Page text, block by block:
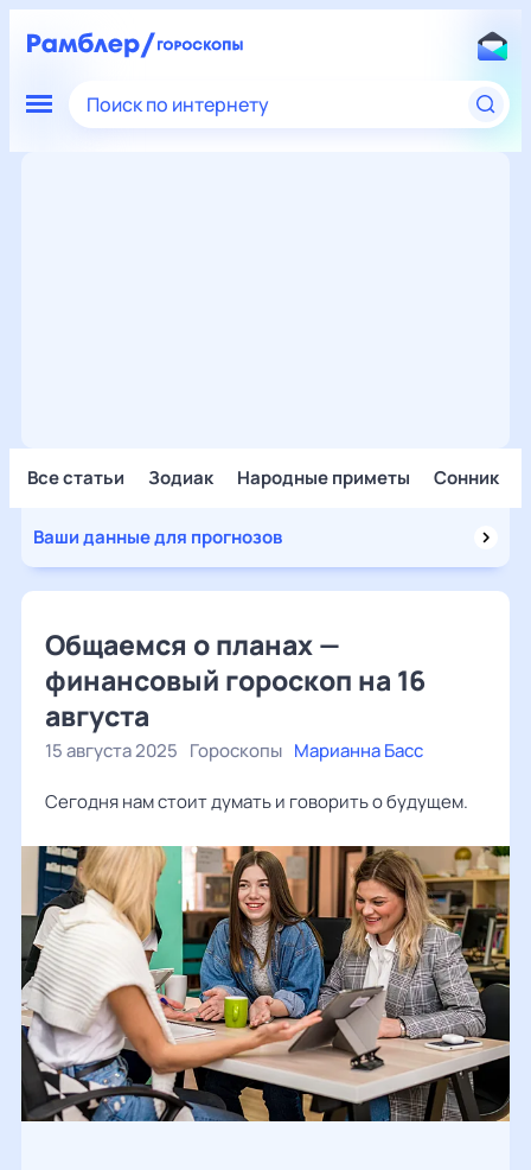
Поиск по интернету
Все статьи Зодиак Народные приметы Сонник
Ваши данные для прогнозов
Общаемся о планах —
финансовый гороскоп на 16
августа
15 августа 2025 Гороскопы Марианна Басс
Сегодня нам стоит думать и говорить о будущем.